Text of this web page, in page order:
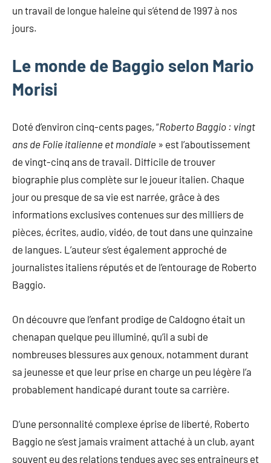
un travail de longue haleine qui s’étend de 1997 à nos
jours.
Le monde de Baggio selon Mario
Morisi
Doté d’environ cinq-cents pages, “Roberto Baggio : vingt
ans de Folie italienne et mondiale » est l’aboutissement
de vingt-cinq ans de travail. Difficile de trouver
biographie plus complète sur le joueur italien. Chaque
jour ou presque de sa vie est narrée, grâce à des
informations exclusives contenues sur des milliers de
pièces, écrites, audio, vidéo, de tout dans une quinzaine
de langues. L’auteur s’est également approché de
journalistes italiens réputés et de l’entourage de Roberto
Baggio.
On découvre que l’enfant prodige de Caldogno était un
chenapan quelque peu illuminé, qu’il a subi de
nombreuses blessures aux genoux, notamment durant
sa jeunesse et que leur prise en charge un peu légère l’a
probablement handicapé durant toute sa carrière.
D’une personnalité complexe éprise de liberté, Roberto
Baggio ne s’est jamais vraiment attaché à un club, ayant
souvent eu des relations tendues avec ses entraineurs et